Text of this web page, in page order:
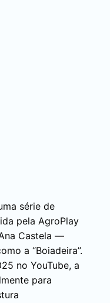
série de
pela AgroPlay
Castela —
a “Boiadeira”.
no YouTube, a
para